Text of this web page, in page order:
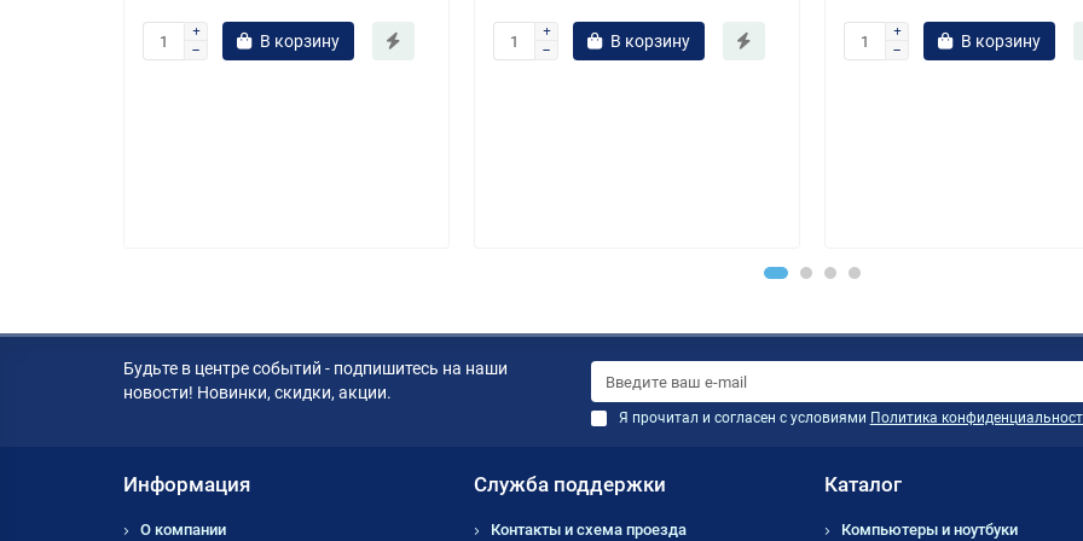
В корзину В корзину В корзину
Будьте в центре событий - подпишитесь на наши
новости! Новинки, скидки, акции.
Я прочитал и согласен с условиями Политика
Информация
О компании
Служба поддержки
Контакты и схема проезда
Каталог
Компьютеры и ноутбуки